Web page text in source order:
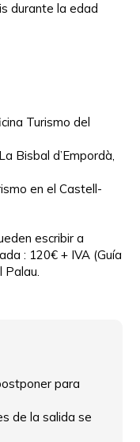
durante la edad
Turismo del
Bisbal d’Empordà,
en el Castell-
escribir a
: 120€ + IVA (Guía
Palau.
para
de la salida se